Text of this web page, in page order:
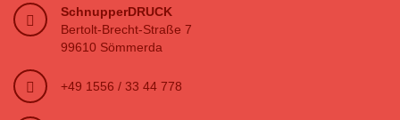
SchnupperDRUCK
Bertolt-Brecht-Straße 7
99610 Sömmerda
+49 1556 / 33 44 778